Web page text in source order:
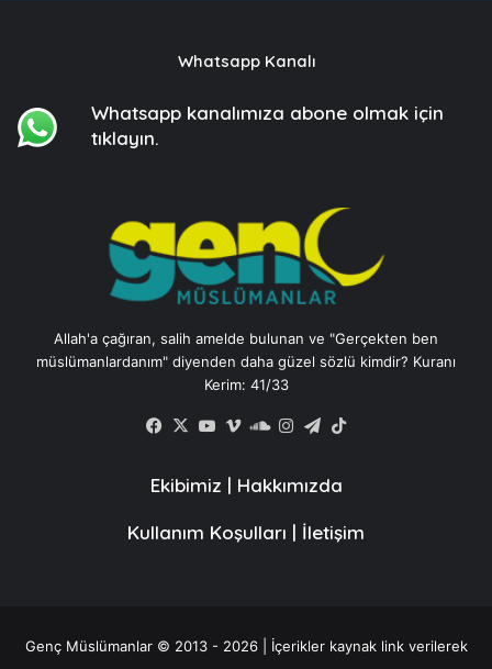
Whatsapp Kanalı
Whatsapp kanalımıza abone olmak için
tıklayın.
Allah'a çağıran, salih amelde bulunan ve "Gerçekten ben
müslümanlardanım" diyenden daha güzel sözlü kimdir? Kuranı
Kerim: 41/33
Facebook
X YouTube
VimeoSoundCloud
Instagram
Telegram
Ekibimiz | Hakkımızda
Kullanım Koşulları | İletişim
Genç Müslümanlar © 2013 - 2026 | İçerikler kaynak link verilerek